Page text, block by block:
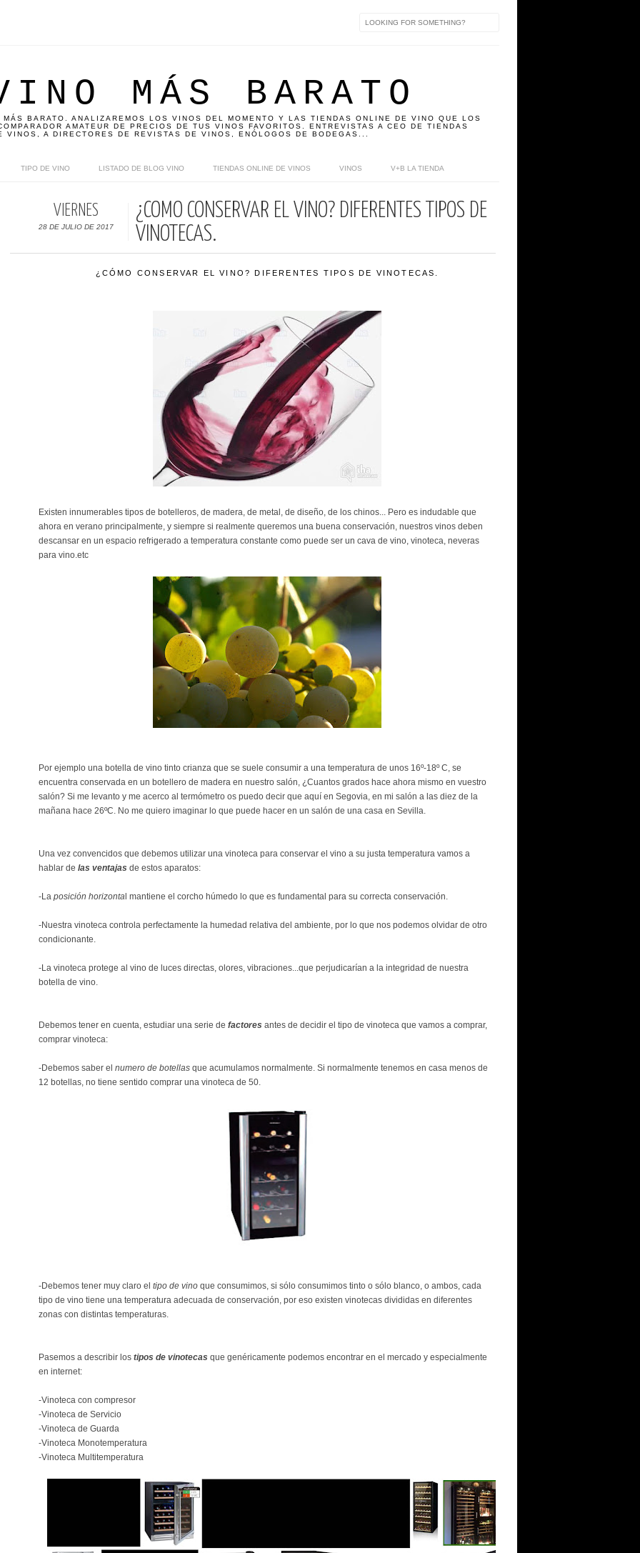
MÁS BARATO
BARATO. ANALIZAREMOS LOS VINOS DEL MOMENTO Y LAS TIENDAS ONLINE DE VINO QUE LOS
AMATEUR DE PRECIOS DE TUS VINOS FAVORITOS. ENTREVISTAS A CEO DE TIENDAS
VINOS, A DIRECTORES DE REVISTAS DE VINOS, ENÓLOGOS DE BODEGAS...
TIPO DE VINO LISTADO DE BLOG VINO TIENDAS ONLINE DE VINOS VINOS V+B LA TIENDA
VIERNES
28 DE JULIO DE 2017
¿CÓMO CONSERVAR EL VINO? DIFERENTES TIPOS DE
VINOTECAS.
¿CÓMO CONSERVAR EL VINO? DIFERENTES TIPOS DE VINOTECAS.
Existen innumerables tipos de botelleros, de madera, de metal, de diseño, de los chinos... Pero es indudable que
ahora en verano principalmente, y siempre si realmente queremos una buena conservación, nuestros vinos deben
descansar en un espacio refrigerado a temperatura constante como puede ser un cava de vino, vinoteca, neveras
para vino.etc
Por ejemplo una botella de vino tinto crianza que se suele consumir a una temperatura de unos 16º-18º C, se
encuentra conservada en un botellero de madera en nuestro salón, ¿Cuantos grados hace ahora mismo en vuestro
salón? Si me levanto y me acerco al termómetro os puedo decir que aquí en Segovia, en mi salón a las diez de la
mañana hace 26ºC. No me quiero imaginar lo que puede hacer en un salón de una casa en Sevilla.
Una vez convencidos que debemos utilizar una vinoteca para conservar el vino a su justa temperatura vamos a
hablar de las ventajas de estos aparatos:
-La posición horizonta l mantiene el corcho húmedo lo que es fundamental para su correcta conservación.
-Nuestra vinoteca controla perfectamente la humedad relativa del ambiente, por lo que nos podemos olvidar de otro
condicionante.
-La vinoteca protege al vino de luces directas, olores, vibraciones...que perjudicarían a la integridad de nuestra
botella de vino.
Debemos tener en cuenta, estudiar una serie de factores antes de decidir el tipo de vinoteca que vamos a comprar,
comprar vinoteca:
-Debemos saber el numero de botellas que acumulamos normalmente. Si normalmente tenemos en casa menos de
12 botellas, no tiene sentido comprar una vinoteca de 50.
-Debemos tener muy claro el tipo de vino que consumimos, si sólo consumimos tinto o sólo blanco, o ambos, cada
tipo de vino tiene una temperatura adecuada de conservación, por eso existen vinotecas divididas en diferentes
zonas con distintas temperaturas.
Pasemos a describir los tipos de vinotecas que genéricamente podemos encontrar en el mercado y especialmente
en internet:
-Vinoteca con compresor
-Vinoteca de Servicio
-Vinoteca de Guarda
-Vinoteca Monotemperatura
-Vinoteca Multitemperatura